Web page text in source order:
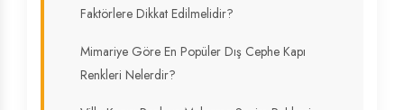
Faktörlere Dikkat Edilmelidir?
Mimariye Göre En Popüler Dış Cephe Kapı
Renkleri Nelerdir?